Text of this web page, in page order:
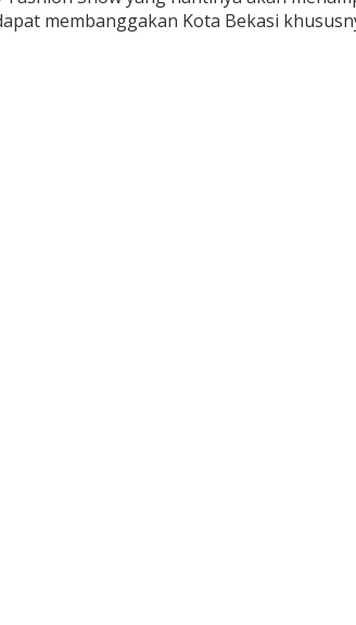
membanggakan Kota Bekasi